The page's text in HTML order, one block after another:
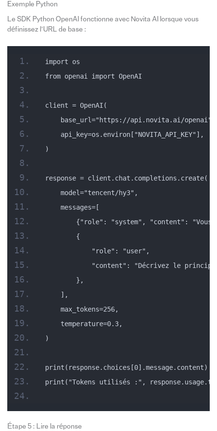
Exemple Python
Le SDK Python OpenAI fonctionne avec Novita AI lorsque vous
définissez l’URL de base :
import os
from openai import OpenAI
client = OpenAI(
    base_url="https://api.novita.ai/openai",
    api_key=os.environ["NOVITA_API_KEY"],
)
response = client.chat.completions.create(
    model="tencent/hy3",
    messages=[
{"role": "system", "content": "Vous
        {
            "role": "user",
"content": "Décrivez le
        },
    ],
    max_tokens=256,
    temperature=0.3,
)
print(response.choices[0].message.content)
print("Tokens utilisés :",
Étape 5 : Lire la réponse